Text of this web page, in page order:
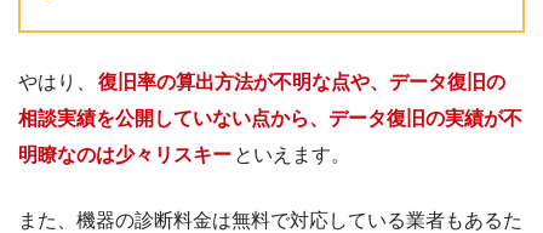
やはり、
復旧率の算出方法が不明な点や、データ復旧の
相談実績を公開していない点から、データ復旧の実績が不
明瞭なのは少々リスキー といえます。
また、機器の診断料金は無料で対応している業者もあるた